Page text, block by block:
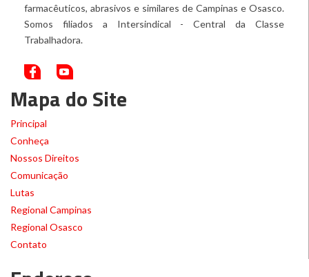
farmacêuticos, abrasivos e similares de Campinas e Osasco.
Somos filiados a Intersindical - Central da Classe
Trabalhadora.
Mapa do Site
Principal
Conheça
Nossos Direitos
Comunicação
Lutas
Regional Campinas
Regional Osasco
Contato